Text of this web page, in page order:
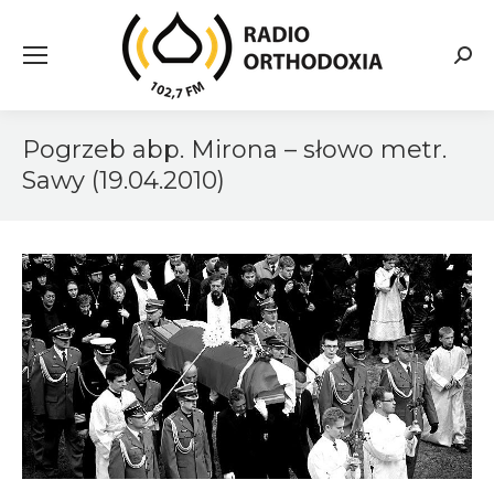
Pogrzeb abp. Mirona – słowo metr.
Sawy (19.04.2010)